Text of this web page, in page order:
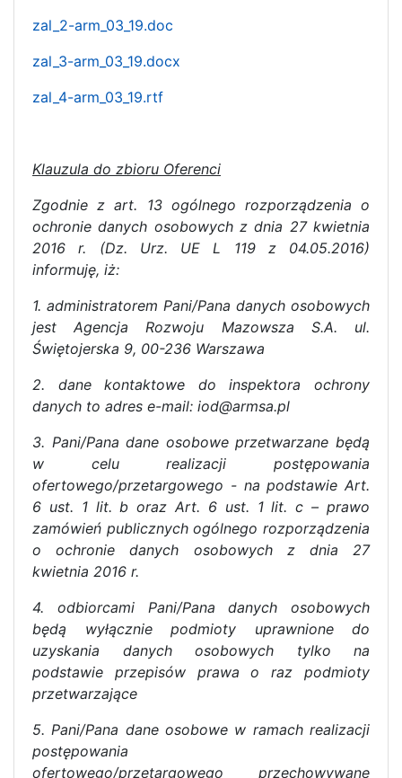
zal_2-arm_03_19.doc
zal_3-arm_03_19.docx
zal_4-arm_03_19.rtf
Klauzula do zbioru Oferenci
Zgodnie z art. 13 ogólnego rozporządzenia o
ochronie danych osobowych z dnia 27 kwietnia
2016 r. (Dz. Urz. UE L 119 z 04.05.2016)
informuję, iż:
1. administratorem Pani/Pana danych osobowych
jest Agencja Rozwoju Mazowsza S.A. ul.
Świętojerska 9, 00-236 Warszawa
2. dane kontaktowe do inspektora ochrony
danych to adres e-mail: iod@armsa.pl
3. Pani/Pana dane osobowe przetwarzane będą
w celu realizacji postępowania
ofertowego/przetargowego - na podstawie Art.
6 ust. 1 lit. b oraz Art. 6 ust. 1 lit. c – prawo
zamówień publicznych ogólnego rozporządzenia
o ochronie danych osobowych z dnia 27
kwietnia 2016 r.
4. odbiorcami Pani/Pana danych osobowych
będą wyłącznie podmioty uprawnione do
uzyskania danych osobowych tylko na
podstawie przepisów prawa o raz podmioty
przetwarzające
5. Pani/Pana dane osobowe w ramach realizacji
postępowania
ofertowego/przetargowego przechowywane